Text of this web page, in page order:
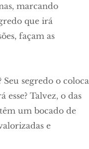
marcando
que irá
façam as
segredo o coloca
Talvez, o das
um bocado de
e